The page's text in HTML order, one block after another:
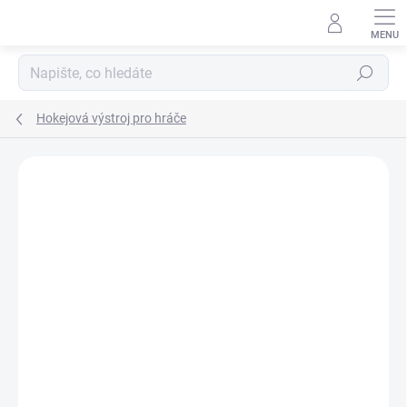
Hledat
Hokejová výstroj pro hráče